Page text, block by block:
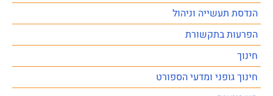
הנדסת תעשייה וניהול
הפרעות בתקשורת
חינוך
חינוך גופני ומדעי הספורט